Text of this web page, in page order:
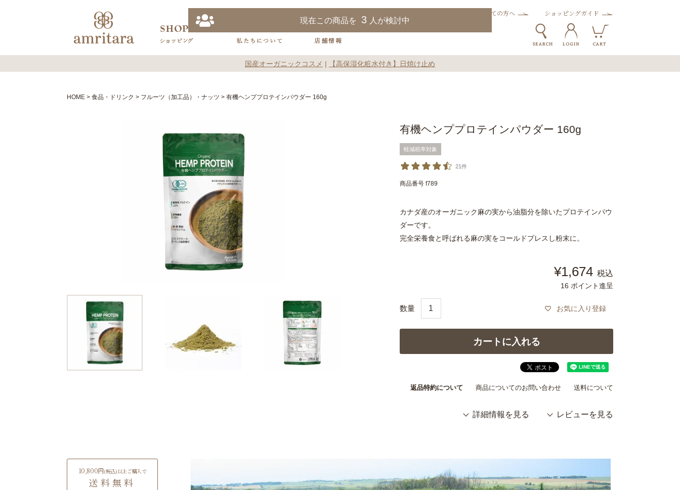
はじめての方へ ショッピングガイド
国産オーガニックコスメ | 【高保湿化粧水付き】日焼け止め
HOME 食品・ドリンク フルーツ（加工品）・ナッツ 有機ヘンププロテインパウダー 160g
有機ヘンププロテインパウダー 160g
軽減税率対象
21件
商品番号 f789
カナダ産のオーガニック麻の実から油脂分を除いたプロテインパウ
ダーです。
完全栄養食と呼ばれる麻の実をコールドプレスし粉末に。
¥1,674 税込
16 ポイント進呈
お気に入り登録
カートに入れる
返品特約について 商品についてのお問い合わせ 送料について
詳細情報を見る レビューを見る
10,800円(税込)以上ご購入で
送料無料
現在この商品を 3 人が検討中